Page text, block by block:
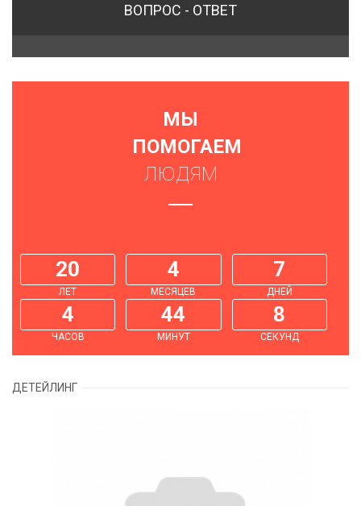
ВОПРОС - ОТВЕТ
МЫ
ПОМОГАЕМ
ЛЮДЯМ
20
ЛЕТ
4
МЕСЯЦЕВ
7
ДНЕЙ
4
ЧАСОВ
44
МИНУТ
8
СЕКУНД
ДЕТЕЙЛИНГ